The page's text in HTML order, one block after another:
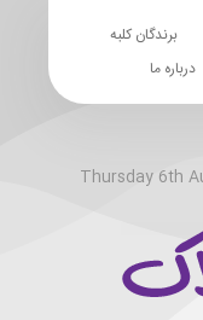
برندگان کلبه
درباره ما